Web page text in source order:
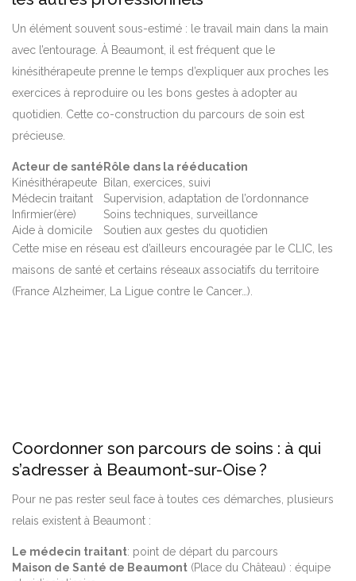
Un élément souvent sous-estimé : le travail main dans la main
avec l’entourage. À Beaumont, il est fréquent que le
kinésithérapeute prenne le temps d’expliquer aux proches les
exercices à reproduire ou les bons gestes à adopter au
quotidien. Cette co-construction du parcours de soin est
précieuse.
Acteur de santé Rôle dans la rééducation
Kinésithérapeute
Bilan, exercices, suivi
Médecin traitant
Supervision, adaptation de l’ordonnance
Infirmier(ère)
Soins techniques, surveillance
Aide à domicile
Soutien aux gestes du quotidien
Cette mise en réseau est d’ailleurs encouragée par le CLIC, les
maisons de santé et certains réseaux associatifs du territoire
(France Alzheimer, La Ligue contre le Cancer…).
Coordonner son parcours de soins : à qui
s’adresser à Beaumont-sur-Oise ?
Pour ne pas rester seul face à toutes ces démarches, plusieurs
relais existent à Beaumont :
Le médecin traitant: point de départ du parcours
Maison de Santé de Beaumont (Place du Château) : équipe